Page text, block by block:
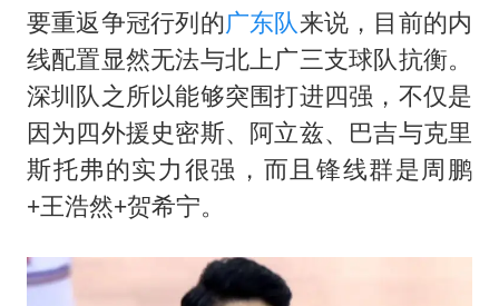
要重返争冠行列的广东队来说，目前的内
线配置显然无法与北上广三支球队抗衡。
深圳队之所以能够突围打进四强，不仅是
因为四外援史密斯、阿立兹、巴吉与克里
斯托弗的实力很强，而且锋线群是周鹏
+王浩然+贺希宁。